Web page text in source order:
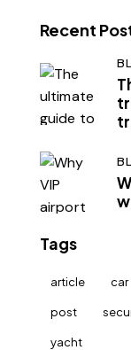
Recent
Tags
article car
post
yacht